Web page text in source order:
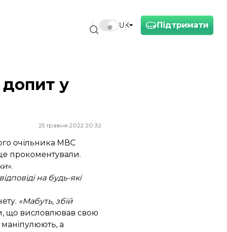
Підтримати
UK
у
25 травня 2022 20:32
очільника МВС
прокоментували.
.
на будь-які
«Мабуть, збій
що висловлював свою
а